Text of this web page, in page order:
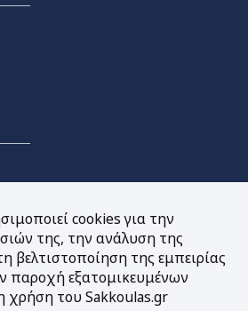
cookies για την
της, την ανάλυση της
βελτιστοποίηση της εμπειρίας
παροχή εξατομικευμένων
χρήση του Sakkoulas.gr